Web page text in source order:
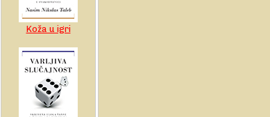
Koža u igri